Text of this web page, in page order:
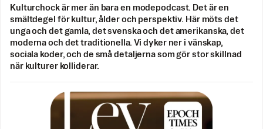
Kulturchock är mer än bara en modepodcast. Det är en
smältdegel för kultur, ålder och perspektiv. Här möts det
unga och det gamla, det svenska och det amerikanska, det
moderna och det traditionella. Vi dyker ner i vänskap,
sociala koder, och de små detaljerna som gör stor skillnad
när kulturer kolliderar.